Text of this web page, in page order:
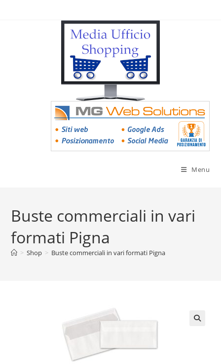
Menu
Buste commerciali in vari
formati Pigna
> Shop > Buste commerciali in vari formati Pigna